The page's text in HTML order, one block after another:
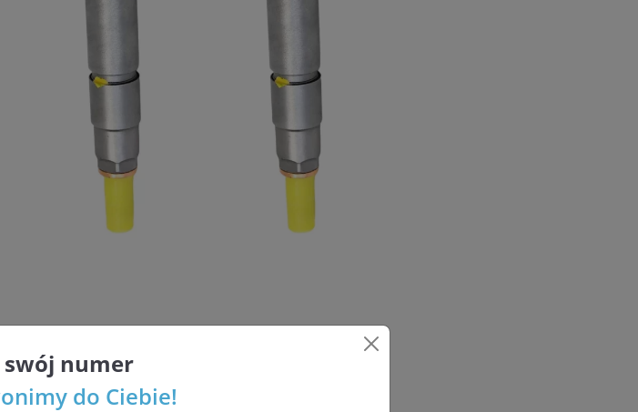
benzynowych w Polsce
numer
do Ciebie!